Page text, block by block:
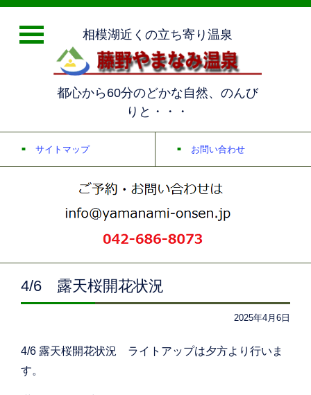
相模湖近くの立ち寄り温泉
都心から60分のどかな自然、のんび
りと・・・
サイトマップ お問い合わせ
4/6 露天桜開花状況
2025年4月6日
4/6 露天桜開花状況 ライトアップは夕方より行いま
す。